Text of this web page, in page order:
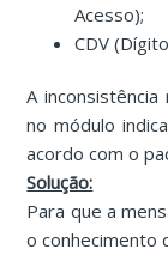
Acesso);
CDV
A
no módulo
acordo com o
Solução:
Para que a
o conhecimento